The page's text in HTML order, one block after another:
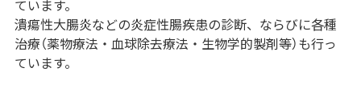
ています。
潰瘍性大腸炎などの炎症性腸疾患の診断、ならびに各種
治療（薬物療法・血球除去療法・生物学的製剤等）も行っ
ています。